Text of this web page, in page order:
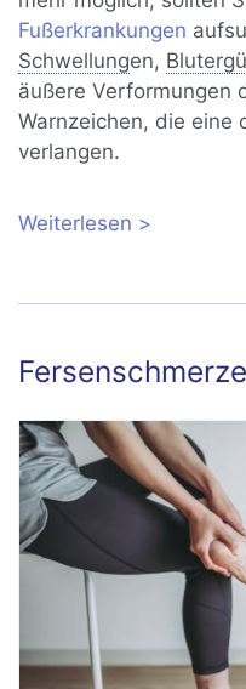
Fußerkrankungen
Schwellungen,
äußere Verformungen
Warnzeichen, die eine
verlangen.
Weiterlesen über